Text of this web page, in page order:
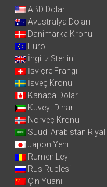
ABD Doları
Avustralya Doları
Danimarka Kronu
Euro
İngiliz Sterlini
İsviçre Frangı
İsveç Kronu
Kanada Doları
Kuveyt Dinarı
Norveç Kronu
Suudi Arabistan Riyali
Japon Yeni
Rumen Leyi
Rus Rublesi
Çin Yuanı